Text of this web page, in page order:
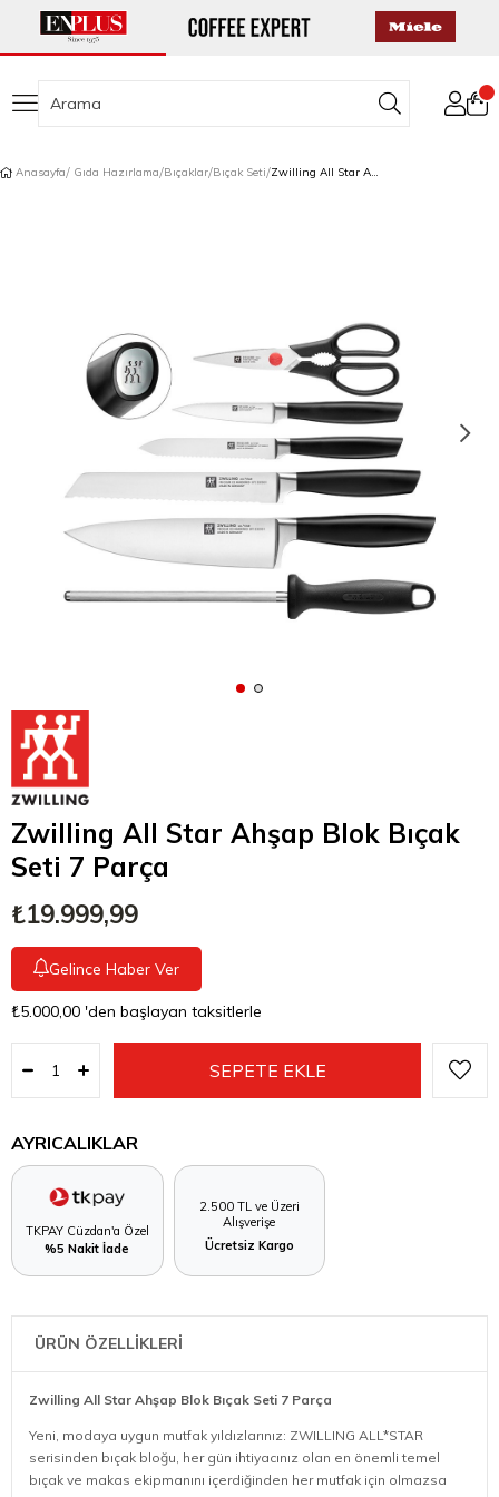
Anasayfa Gıda Hazırlama Bıçaklar Bıçak Seti Zwilling All Star Ahşap Blok Bıçak Seti 7 Parça
Zwilling All Star Ahşap Blok Bıçak
Seti 7 Parça
₺19.999,99
Gelince Haber Ver
₺5.000,00 'den başlayan taksitlerle
AYRICALIKLAR
TKPAY Cüzdan'a Özel
%5 Nakit İade
2.500 TL ve Üzeri
Alışverişe
Ücretsiz Kargo
ÜRÜN ÖZELLİKLERİ
Zwilling All Star Ahşap Blok Bıçak Seti 7 Parça
Yeni, modaya uygun mutfak yıldızlarınız: ZWILLING ALL*STAR
serisinden bıçak bloğu, her gün ihtiyacınız olan en önemli temel
bıçak ve makas ekipmanını içerdiğinden her mutfak için olmazsa